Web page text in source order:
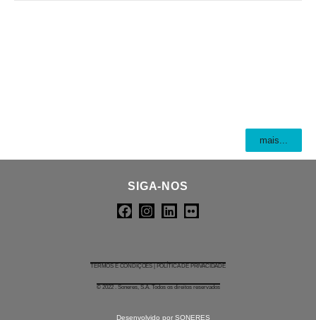
mais...
SIGA-NOS
TERMOS E CONDIÇÕES | POLÍTICA DE PRIVACIDADE
© 2022 . Soneres, S.A. Todos os direitos reservados
Desenvolvido por SONERES